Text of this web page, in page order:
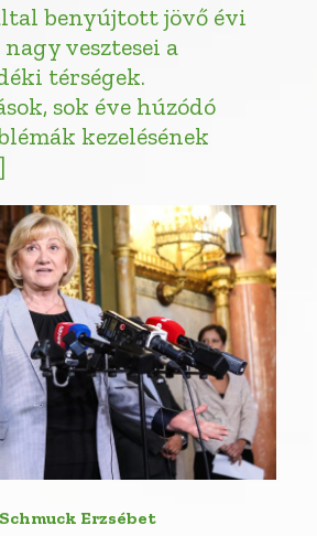
benyújtott jövő évi
vesztesei a
térségek.
sok éve húzódó
kezelésének
Erzsébet